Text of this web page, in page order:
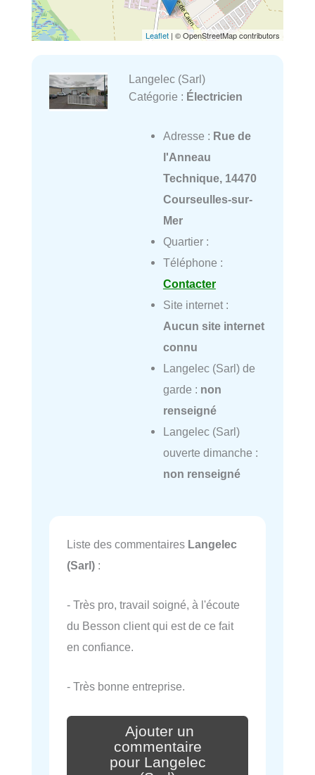
Leaflet | © OpenStreetMap contributors
Langelec (Sarl)
Catégorie : Électricien
Adresse : Rue de
l'Anneau
Technique, 14470
Courseulles-sur-
Mer
Quartier :
Téléphone :
Contacter
Site internet :
Aucun site internet
connu
Langelec (Sarl) de
garde : non
renseigné
Langelec (Sarl)
ouverte dimanche :
non renseigné
Liste des commentaires Langelec
(Sarl) :
- Très pro, travail soigné, à l'écoute
du Besson client qui est de ce fait
en confiance.
- Très bonne entreprise.
Ajouter un
commentaire
pour Langelec